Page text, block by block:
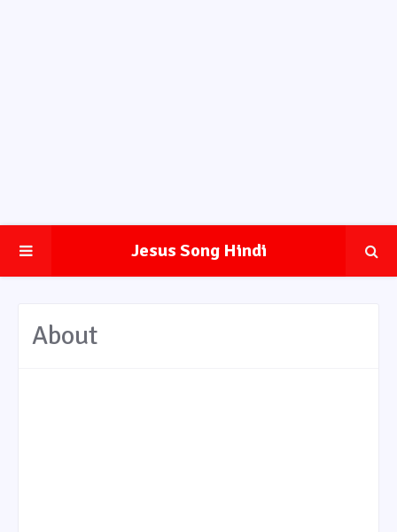
Jesus Song Hindi
About